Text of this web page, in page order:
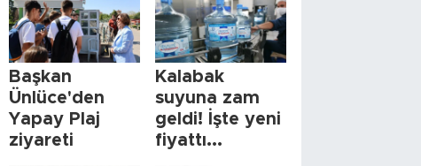
Başkan
Ünlüce'den
Yapay Plaj
ziyareti
Kalabak
suyuna zam
geldi! İşte yeni
fiyattı...